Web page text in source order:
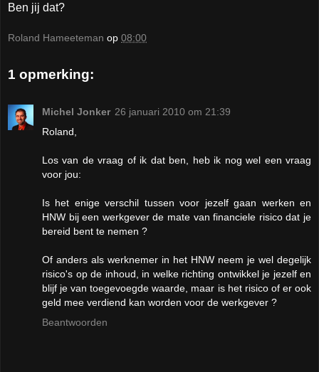
Ben jij dat?
Roland Hameeteman op 08:00
1 opmerking:
Michel Jonker 26 januari 2010 om 21:39
Roland,
Los van de vraag of ik dat ben, heb ik nog wel een vraag
voor jou:
Is het enige verschil tussen voor jezelf gaan werken en
HNW bij een werkgever de mate van financiele risico dat je
bereid bent te nemen ?
Of anders als werknemer in het HNW neem je wel degelijk
risico's op de inhoud, in welke richting ontwikkel je jezelf en
blijf je van toegevoegde waarde, maar is het risico of er ook
geld mee verdiend kan worden voor de werkgever ?
Beantwoorden